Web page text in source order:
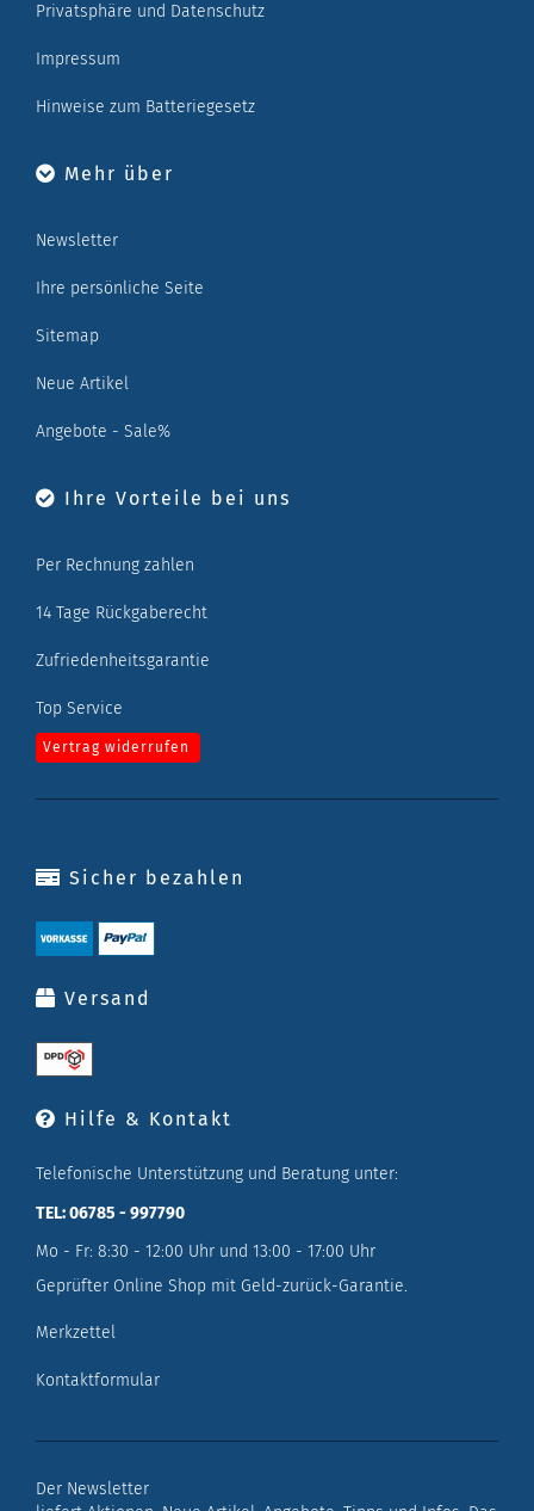
Privatsphäre und Datenschutz
Impressum
Hinweise zum Batteriegesetz
Mehr über
Newsletter
Ihre persönliche Seite
Sitemap
Neue Artikel
Angebote - Sale%
Ihre Vorteile bei uns
Per Rechnung zahlen
14 Tage Rückgaberecht
Zufriedenheitsgarantie
Top Service
Vertrag widerrufen
Sicher bezahlen
Versand
Hilfe & Kontakt
Telefonische Unterstützung und Beratung unter:
TEL: 06785 - 997790
Mo - Fr: 8:30 - 12:00 Uhr und 13:00 - 17:00 Uhr
Geprüfter Online Shop mit Geld-zurück-Garantie.
Merkzettel
Kontaktformular
Der Newsletter